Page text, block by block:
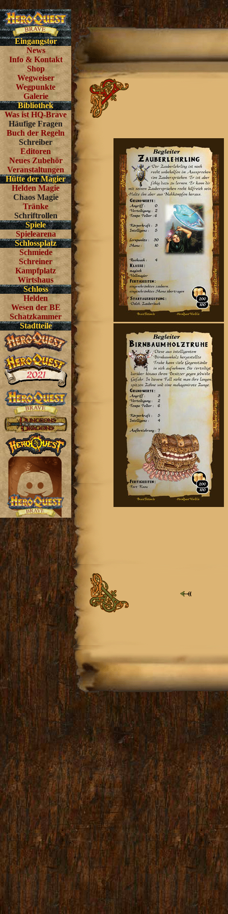
Eingangstor
News
Info & Kontakt
Shop
Wegweiser
Wegpunkte
Galerie
Bibliothek
Was ist HQ-Brave
Häufige Fragen
Buch der Regeln
Schreiber
Editoren
Neues Zubehör
Veranstaltungen
Hütte der Magier
Helden Magie
Chaos Magie
Tränke
Schriftrollen
Spiele
Spielearena
Schlossplatz
Schmiede
Schreiner
Kampfplatz
Wirtshaus
Schloss
Helden
Wesen der BE
Schatzkammer
Stadtteile